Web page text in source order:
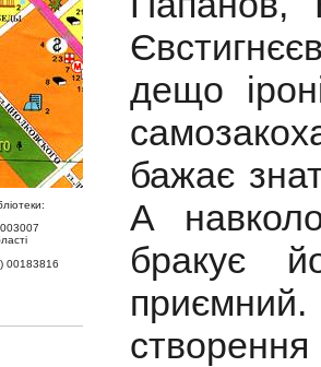
00183816
дещо
бажає
А
бракує
створення